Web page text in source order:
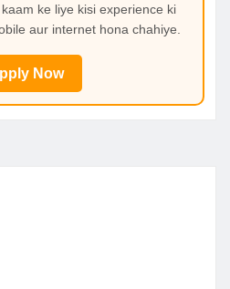
ke liye kisi experience ki
aur internet hona chahiye.
Now